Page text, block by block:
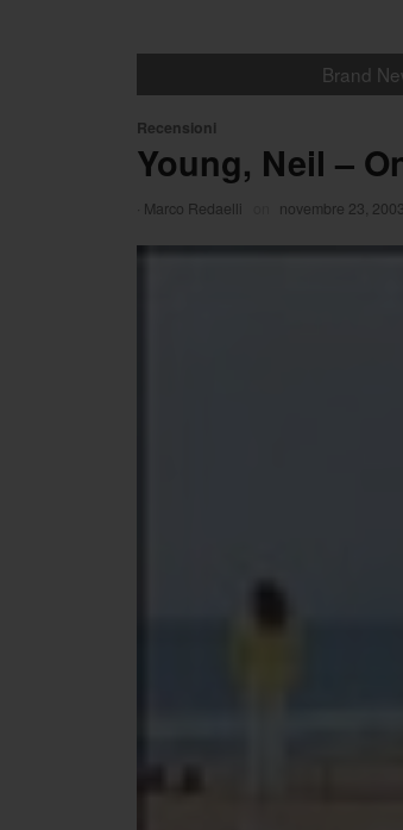
Brand
Recensioni
Young, Neil –
Marco Redaelli novembre 23, 2003